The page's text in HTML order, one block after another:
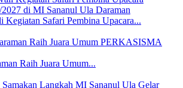
Safari Pembina Upacara...
Raih Juara Umum...